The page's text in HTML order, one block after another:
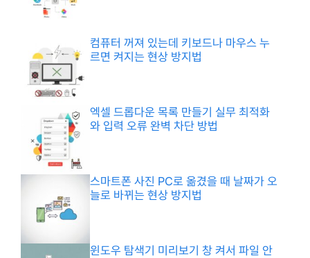
컴퓨터 꺼져 있는데 키보드나 마우스 누
르면 켜지는 현상 방지법
엑셀 드롭다운 목록 만들기 실무 최적화
와 입력 오류 완벽 차단 방법
스마트폰 사진 PC로 옮겼을 때 날짜가 오
늘로 바뀌는 현상 방지법
윈도우 탐색기 미리보기 창 켜서 파일 안